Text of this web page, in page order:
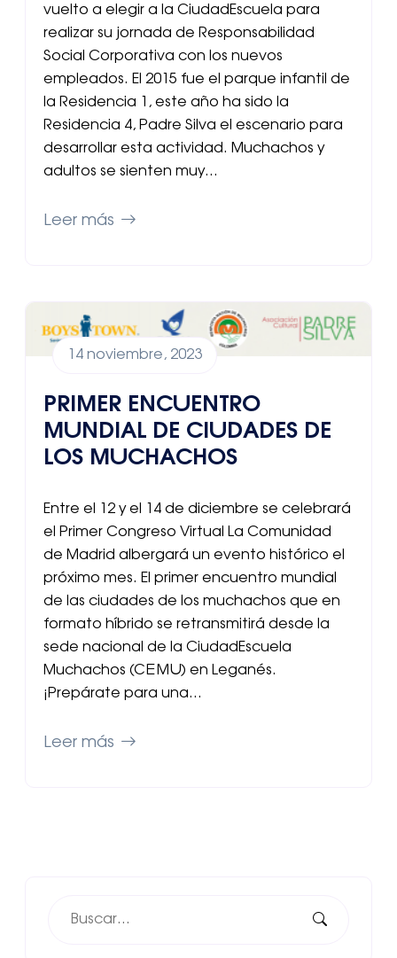
vuelto a elegir a la CiudadEscuela para
realizar su jornada de Responsabilidad
Social Corporativa con los nuevos
empleados. El 2015 fue el parque infantil de
la Residencia 1, este año ha sido la
Residencia 4, Padre Silva el escenario para
desarrollar esta actividad. Muchachos y
adultos se sienten muy…
Leer más
14 noviembre, 2023
PRIMER ENCUENTRO
MUNDIAL DE CIUDADES DE
LOS MUCHACHOS
Entre el 12 y el 14 de diciembre se celebrará
el Primer Congreso Virtual La Comunidad
de Madrid albergará un evento histórico el
próximo mes. El primer encuentro mundial
de las ciudades de los muchachos que en
formato híbrido se retransmitirá desde la
sede nacional de la CiudadEscuela
Muchachos (CEMU) en Leganés.
¡Prepárate para una…
Leer más